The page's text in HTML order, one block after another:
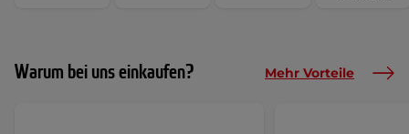
Warum bei uns einkaufen? Mehr Vorteile